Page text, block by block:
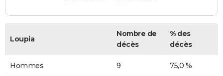
Loupia
Nombre de
décès
% des
décès
Hommes 9 75,0 %